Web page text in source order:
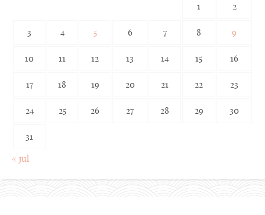
1 2
3 4 5 6 7 8 9
10 11 12 13 14 15 16
17 18 19 20 21 22 23
24 25 26 27 28 29 30
31
« jul